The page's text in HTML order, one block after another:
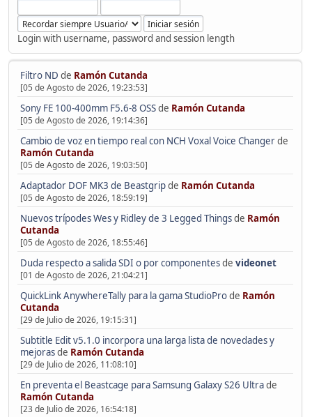
Login with username, password and session length
Filtro ND de Ramón Cutanda
[05 de Agosto de 2026, 19:23:53]
Sony FE 100-400mm F5.6-8 OSSde Ramón Cutanda
[05 de Agosto de 2026, 19:14:36]
Cambio de voz en tiempo real con NCH Voxal Voice Changerde
Ramón Cutanda
[05 de Agosto de 2026, 19:03:50]
Adaptador DOF MK3 de Beastgripde Ramón Cutanda
[05 de Agosto de 2026, 18:59:19]
Nuevos trípodes Wes y Ridley de 3 Legged Thingsde Ramón
Cutanda
[05 de Agosto de 2026, 18:55:46]
Duda respecto a salida SDI o por componentesde videonet
[01 de Agosto de 2026, 21:04:21]
QuickLink AnywhereTally para la gama StudioProde Ramón
Cutanda
[29 de Julio de 2026, 19:15:31]
Subtitle Edit v5.1.0 incorpora una larga lista de novedades y
mejorasde Ramón Cutanda
[29 de Julio de 2026, 11:08:10]
En preventa el Beastcage para Samsung Galaxy S26 Ultrade
Ramón Cutanda
[23 de Julio de 2026, 16:54:18]